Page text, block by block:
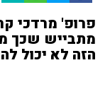
פרופ' מרדכי
מתבייש שכך
הזה לא יכול